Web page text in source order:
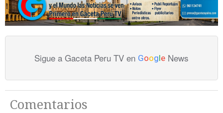
Sigue a Gaceta Peru TV en Google News
Comentarios